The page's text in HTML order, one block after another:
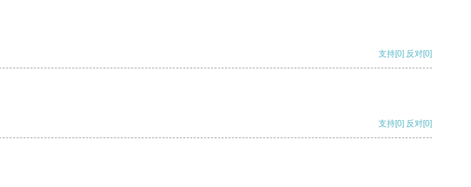
支持[0] 反对[0]
支持[0] 反对[0]